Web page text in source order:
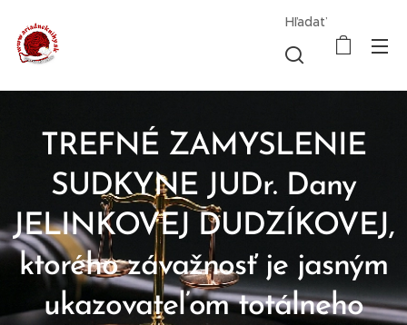
Hľadať
TREFNÉ ZAMYSLENIE
SUDKYNE JUDr. Dany
JELINKOVEJ DUDZÍKOVEJ,
ktorého závažnosť je jasným
ukazovateľom totálneho